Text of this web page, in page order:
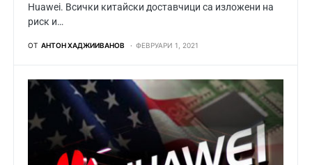
Huawei. Всички китайски доставчици са изложени на
риск и…
ОТ АНТОН ХАДЖИИВАНОВ ФЕВРУАРИ 1, 2021